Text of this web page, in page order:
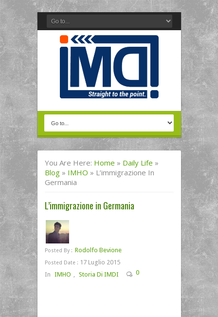
You Are Here: Home » Daily Life »
Blog » IMHO » L’immigrazione In
Germania
L’immigrazione in Germania
Posted By : Rodolfo Bevione
Posted Date : 17 Luglio 2015
In IMHO , Storia Di IMDI 0